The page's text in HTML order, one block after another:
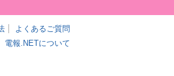
よくあるご質問
電報.NETについて